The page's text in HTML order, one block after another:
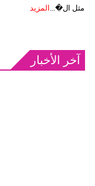
مثل ال�...
المزيد
آخر الأخبار